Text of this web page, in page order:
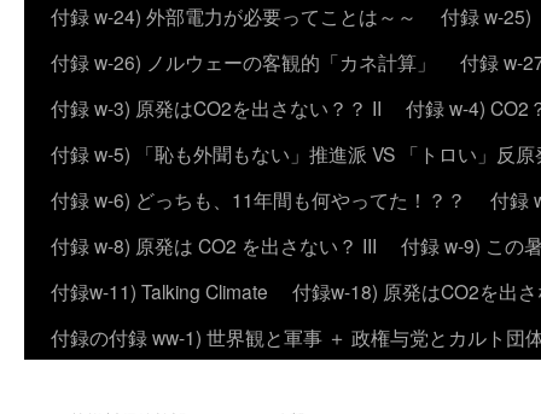
付録 w-24) 外部電力が必要ってことは～～
付録 w-25)
付録 w-26) ノルウェーの客観的「カネ計算」
付録 w-
付録 w-3) 原発はCO2を出さない？？ II
付録 w-4) CO2
付録 w-5) 「恥も外聞もない」推進派 VS 「トロい」反
付録 w-6) どっちも、11年間も何やってた！？？
付録
付録 w-8) 原発は CO2 を出さない？ III
付録 w-9) この
付録w-11) Talking Climate
付録w-18) 原発はCO2を出
付録の付録 ww-1) 世界観と軍事 ＋ 政権与党とカルト団